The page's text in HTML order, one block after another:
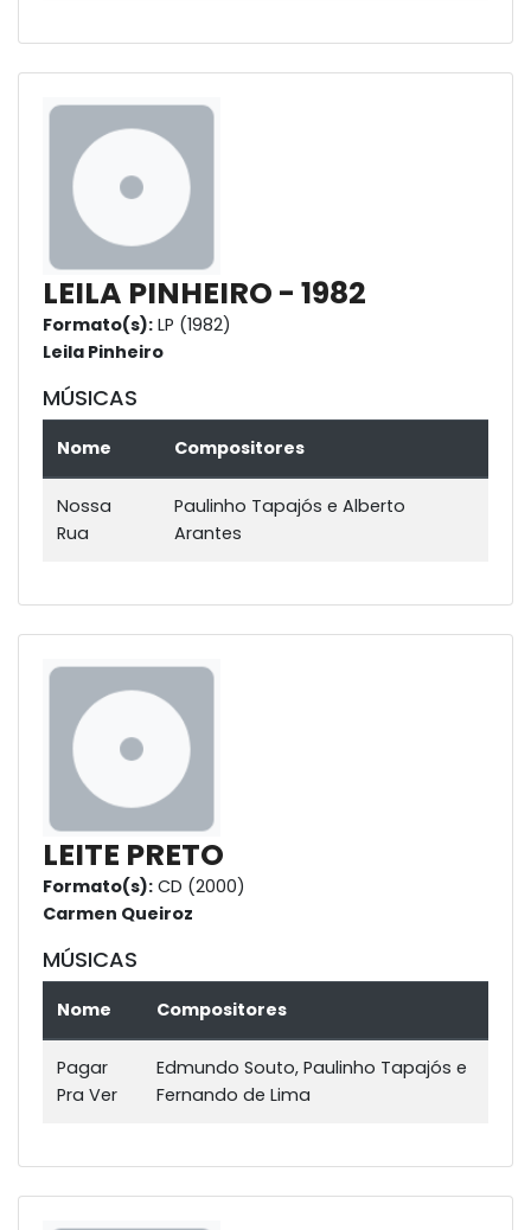
LEILA PINHEIRO - 1982
Formato(s): LP (1982)
Leila Pinheiro
MÚSICAS
Nome Compositores
Nossa
Rua
Paulinho Tapajós e Alberto
Arantes
LEITE PRETO
Formato(s): CD (2000)
Carmen Queiroz
MÚSICAS
Nome Compositores
Pagar
Pra Ver
Edmundo Souto, Paulinho Tapajós e
Fernando de Lima